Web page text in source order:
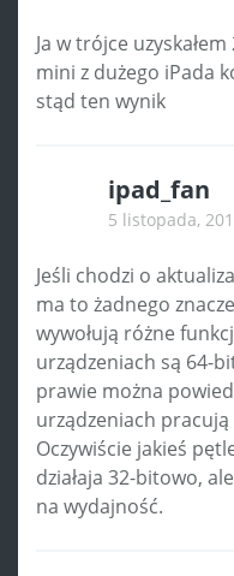
Ja w trójce
mini z dużego iPada
stąd ten wynik
ipad_fan
5 listopada,
Jeśli chodzi o
ma to żadnego
wywołują różne
urządzeniach są 64-
prawie można
urządzeniach
Oczywiście jakieś
działaja 32-bitowo,
na wydajność.